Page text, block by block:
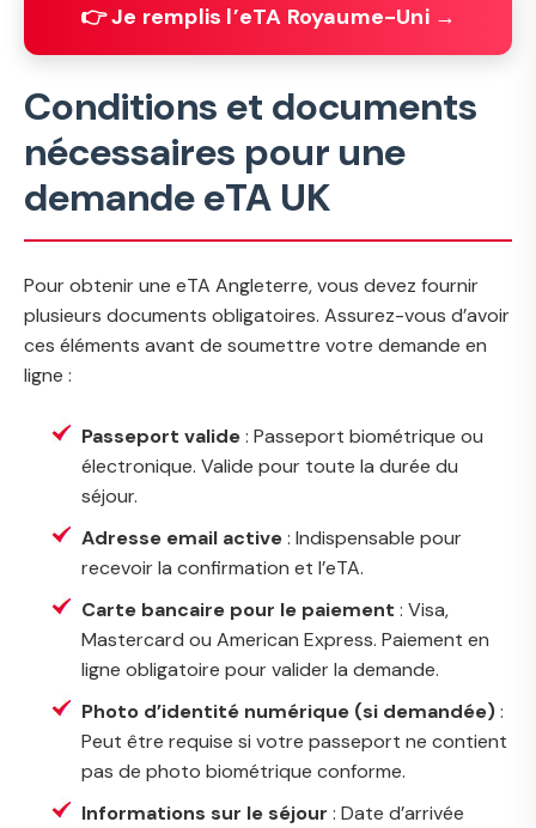
👉 Je remplis l’eTA Royaume-Uni →
Conditions et documents
nécessaires pour une
demande eTA UK
Pour obtenir une eTA Angleterre, vous devez fournir
plusieurs documents obligatoires. Assurez-vous d’avoir
ces éléments avant de soumettre votre demande en
ligne :
Passeport valide: Passeport biométrique ou
électronique. Valide pour toute la durée du
séjour.
Adresse email active: Indispensable pour
recevoir la confirmation et l’eTA.
Carte bancaire pour le paiement : Visa,
Mastercard ou American Express. Paiement en
ligne obligatoire pour valider la demande.
Photo d’identité numérique (si demandée):
Peut être requise si votre passeport ne contient
pas de photo biométrique conforme.
Informations sur le séjour : Date d’arrivée